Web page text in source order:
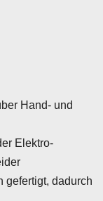
Hand- und
Elektro-
gefertigt, dadurch